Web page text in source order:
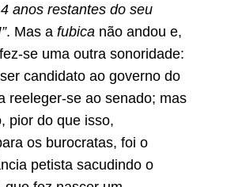
anos restantes do seu
. Mas a fubica não andou e,
fez-se uma outra sonoridade:
candidato ao governo do
reeleger-se ao senado; mas
pior do que isso,
os burocratas, foi o
petista sacudindo o